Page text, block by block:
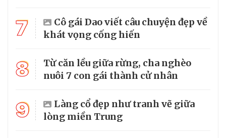
7
Cô gái Dao viết câu chuyện đẹp về
khát vọng cống hiến
8
Từ căn lều giữa rừng, cha nghèo
nuôi 7 con gái thành cử nhân
9
Làng cổ đẹp như tranh vẽ giữa
lòng miền Trung